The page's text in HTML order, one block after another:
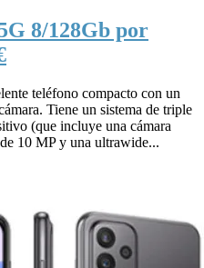
8/128Gb por
teléfono compacto con un
Tiene un sistema de triple
(que incluye una cámara
10 MP y una ultrawide...